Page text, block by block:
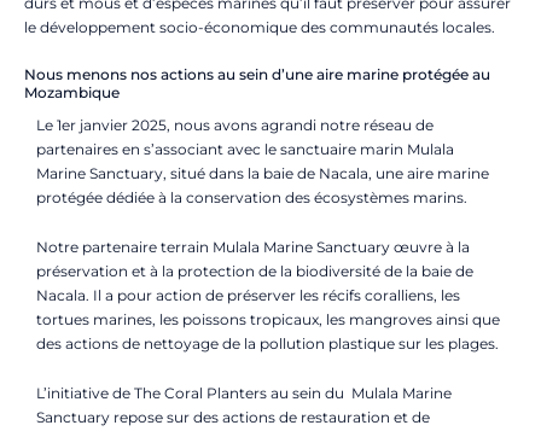
le développement socio-économique des communautés locales.
Nous menons nos actions au sein d’une aire marine protégée au
Mozambique
Le 1er janvier 2025, nous avons agrandi notre réseau de
partenaires en s’associant avec le sanctuaire marin Mulala
Marine Sanctuary, situé dans la baie de Nacala, une aire marine
protégée dédiée à la conservation des écosystèmes marins.
Notre partenaire terrain Mulala Marine Sanctuary œuvre à la
préservation et à la protection de la biodiversité de la baie de
Nacala. Il a pour action de préserver les récifs coralliens, les
tortues marines, les poissons tropicaux, les mangroves ainsi que
des actions de nettoyage de la pollution plastique sur les plages.
L’initiative de The Coral Planters au sein du Mulala Marine
Sanctuary repose sur des actions de restauration et de